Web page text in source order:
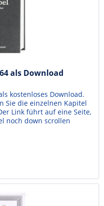
als Download
kostenloses Download.
Sie die einzelnen Kapitel
Link führt auf eine Seite,
noch down scrollen